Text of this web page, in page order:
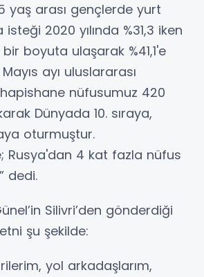
yaş arası gençlerde yurt
isteği 2020 yılında %31,3 iken
boyuta ulaşarak %41,1'e
ayı uluslararası
nüfusumuz 420
Dünyada 10. sıraya,
oturmuştur.
Rusya'dan 4 kat fazla nüfus
dedi.
Silivri’den gönderdiği
şu şekilde:
yol arkadaşlarım,